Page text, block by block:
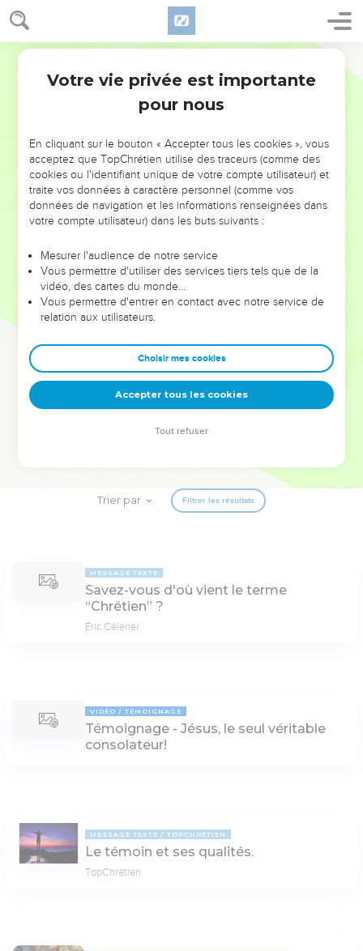
NE MANQUEZ PAS L’ÉVÉNEMENT
DE L’ANNÉE !
ET SI LEURS ERREURS POUVAIENT VOUS ÉVITER LES
VOTRES ?
leur foi ou leur vision. Mais on voit moins les doutes, les erreurs
et les saisons difficiles qu'ils ont traversés, alors même que ce
sont elles qui les ont façonnés.
Dans cette conférence, leaders, entrepreneurs, et responsables
clés pour avancer avec plus de sagesse afin que leurs erreurs
deviennent vos tremplins. Que vous guidiez un ministère, une
équipe, un groupe ou une famille, leur expérience est faite
pour vous.
Trier par Filtrer les résultats
MESSAGE TEXTE
Savez-vous d'où vient le terme
“Chrétien” ?
Éric Célérier
VIDÉO TÉMOIGNAGE
Témoignage - Jésus, le seul véritable
consolateur!
MESSAGE TEXTE TOPCHRÉTIEN
Le témoin et ses qualités.
TopChrétien
Votre vie privée est importante
pour nous
En cliquant sur le bouton « Accepter tous les cookies », vous
acceptez que TopChrétien utilise des traceurs (comme des
cookies ou l'identifiant unique de votre compte utilisateur) et
traite vos données à caractère personnel (comme vos
données de navigation et les informations renseignées dans
votre compte utilisateur) dans les buts suivants :
Mesurer l'audience de notre service
Vous permettre d'utiliser des services tiers tels que de la
vidéo, des cartes du monde…
Vous permettre d'entrer en contact avec notre service de
relation aux utilisateurs.
Choisir mes cookies
Accepter tous les cookies
Tout refuser